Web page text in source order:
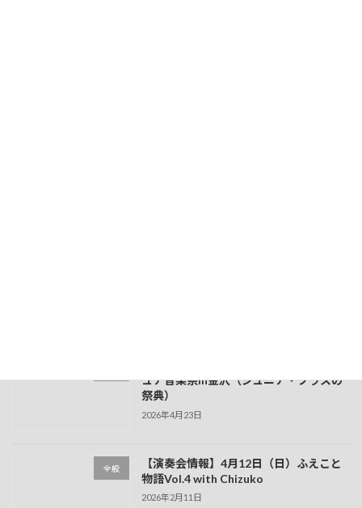
ュア音楽祭in金沢（ジュニア・ブラスの
祭典）
2026年4月23日
全般
【演奏会情報】4月12日（日）ふえこと
物語Vol.4 with Chizuko
2026年2月11日